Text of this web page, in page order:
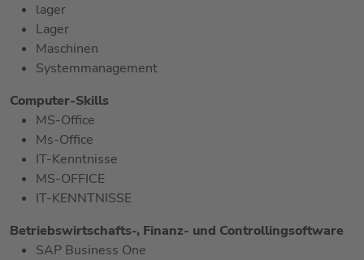
lager
Lager
Maschinen
Systemmanagement
Computer-Skills
MS-Office
Ms-Office
IT-Kenntnisse
MS-OFFICE
IT-KENNTNISSE
Betriebswirtschafts-, Finanz- und Controllingsoftware
SAP Business One